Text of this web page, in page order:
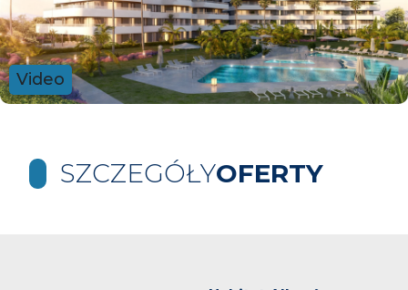
Video
SZCZEGÓŁYOFERTY